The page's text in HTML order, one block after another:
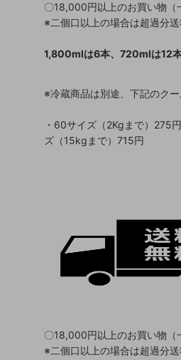
〇18,000円以上のお買い物（
※二個口以上の場合は超過分送
1,800mlは6本、720mlは12
※冷蔵商品は別途、下記のク
・60サイズ（2Kgまで）
ズ（15kgまで）715円
〇18,000円以上のお買い物（
※二個口以上の場合は超過分送